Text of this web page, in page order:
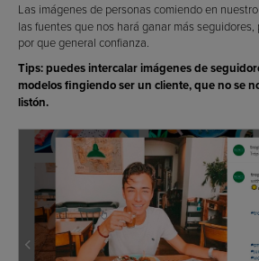
Las imágenes de personas comiendo en nuestro
las fuentes que nos hará ganar más
por que general confianza.
Tips: puedes intercalar imágenes de
modelos fingiendo ser un cliente, que no se
listón.